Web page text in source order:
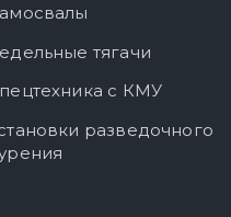
тягачи
с КМУ
разведочного